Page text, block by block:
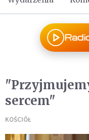
sercem"
KOŚCIÓŁ